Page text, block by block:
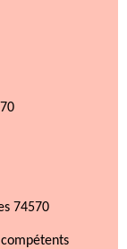
74570